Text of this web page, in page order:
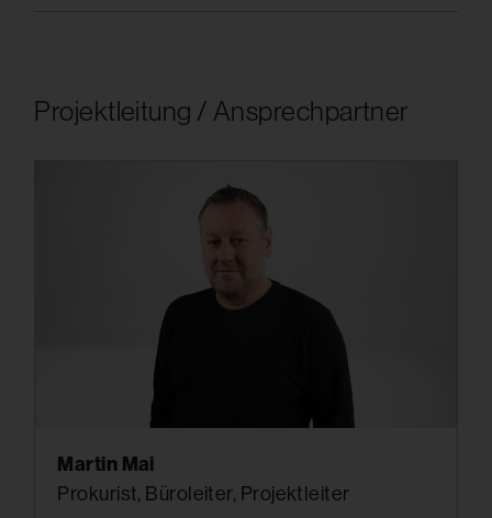
Projektleitung / Ansprechpartner
Martin Mai
Prokurist, Büroleiter, Projektleiter